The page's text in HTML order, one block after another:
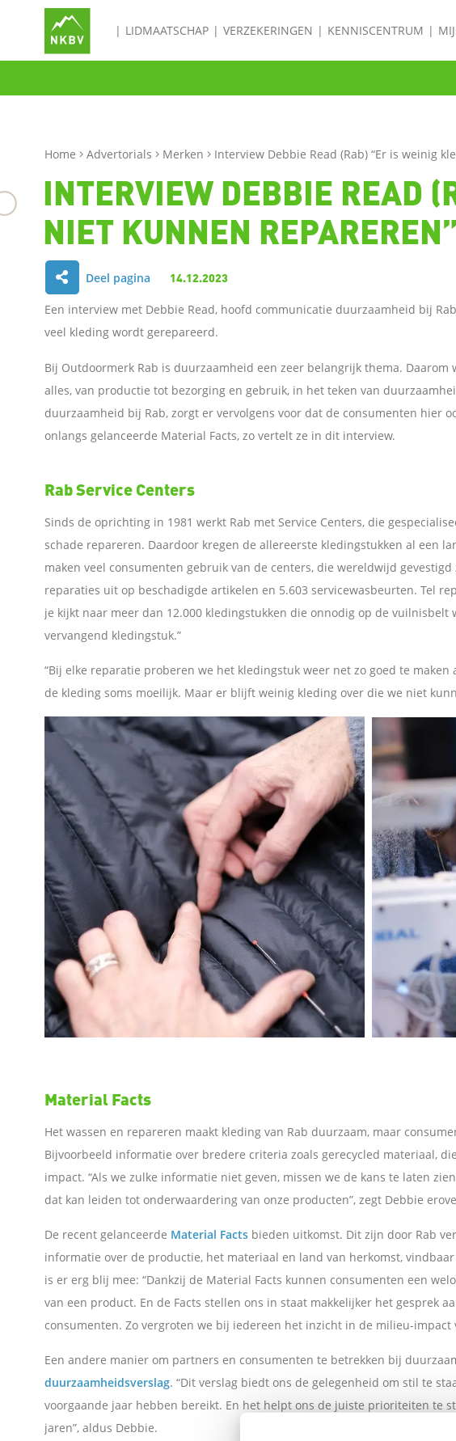
LIDMAATSCHAP VERZEKERINGEN KENNISCENTRUM
Home Advertorials Merken Interview Debbie Read (Rab) “Er is weinig
INTERVIEW DEBBIE READ
NIET KUNNEN
Deel pagina 14.12.2023
e
e
n
o
p
F
c
o
o
k
e
o
p
L
n
k
d
Een interview met Debbie Read, hoofd communicatie duurzaamheid bij
veel kleding wordt gerepareerd.
Bij Outdoormerk Rab is duurzaamheid een zeer belangrijk thema.
alles, van productie tot bezorging en gebruik, in het teken van
duurzaamheid bij Rab, zorgt er vervolgens voor dat de consumenten hier
onlangs gelanceerde Material Facts, zo vertelt ze in dit interview.
Rab Service Centers
Sinds de oprichting in 1981 werkt Rab met Service Centers, die
schade repareren. Daardoor kregen de allereerste kledingstukken al een
maken veel consumenten gebruik van de centers, die wereldwijd
reparaties uit op beschadigde artikelen en 5.603 servicewasbeurten. Tel
je kijkt naar meer dan 12.000 kledingstukken die onnodig op de vuilnisbelt
vervangend kledingstuk.”
“Bij elke reparatie proberen we het kledingstuk weer net zo goed te
de kleding soms moeilijk. Maar er blijft weinig kleding over die we niet
Material Facts
Het wassen en repareren maakt kleding van Rab duurzaam, maar
Bijvoorbeeld informatie over bredere criteria zoals gerecycled materiaal,
impact. “Als we zulke informatie niet geven, missen we de kans te laten
dat kan leiden tot onderwaardering van onze producten”, zegt Debbie
De recent gelanceerde Material Factsbieden uitkomst. Dit zijn door Rab
informatie over de productie, het materiaal en land van herkomst,
is er erg blij mee: “Dankzij de Material Facts kunnen consumenten een
van een product. En de Facts stellen ons in staat makkelijker het gesprek
consumenten. Zo vergroten we bij iedereen het inzicht in de milieu-impact
Een andere manier om partners en consumenten te betrekken bij
duurzaamheidsverslag. “Dit verslag biedt ons de gelegenheid om stil te
voorgaande jaar hebben bereikt. En het helpt ons de juiste prioriteiten te
jaren”, aldus Debbie.